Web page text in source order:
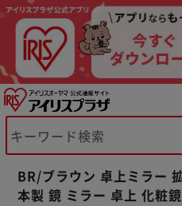
BR/ブラウン 卓上ミラー
本製 鏡 ミラー 卓上 化粧
※ご確認ください
カートに入れる